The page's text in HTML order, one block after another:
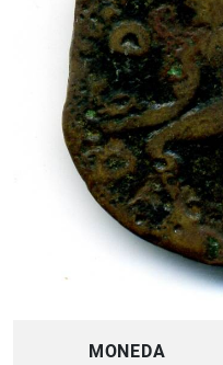
MONEDA